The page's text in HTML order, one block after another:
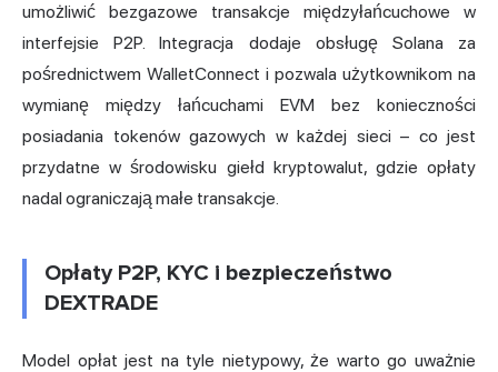
umożliwić bezgazowe transakcje międzyłańcuchowe w
interfejsie P2P. Integracja dodaje obsługę Solana za
pośrednictwem WalletConnect i pozwala użytkownikom na
wymianę między łańcuchami EVM bez konieczności
posiadania tokenów gazowych w każdej sieci – co jest
przydatne w środowisku giełd kryptowalut, gdzie opłaty
nadal ograniczają małe transakcje.
Opłaty P2P, KYC i bezpieczeństwo
DEXTRADE
Model opłat jest na tyle nietypowy, że warto go uważnie